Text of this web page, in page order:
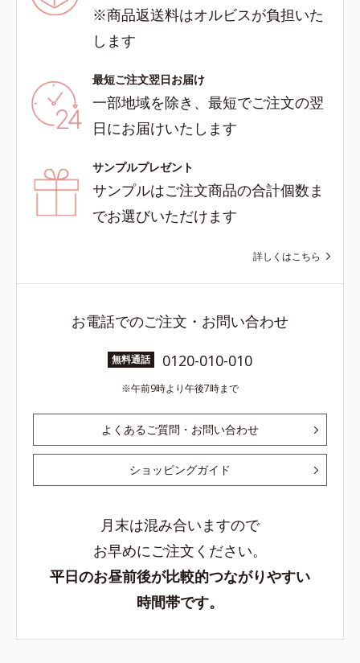
※商品返送料はオルビスが負担いた
します
最短ご注文翌日お届け
一部地域を除き、最短でご注文の翌
日にお届けいたします
サンプルプレゼント
サンプルはご注文商品の合計個数ま
でお選びいただけます
詳しくはこちら
お電話でのご注文・お問い合わせ
無料通話 0120-010-010
午前9時より午後7時まで
よくあるご質問・お問い合わせ
ショッピングガイド
月末は混み合いますので
お早めにご注文ください。
平日のお昼前後が比較的つながりやすい
時間帯です。